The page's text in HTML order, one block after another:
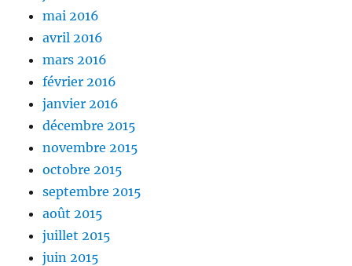
mai 2016
avril 2016
mars 2016
février 2016
janvier 2016
décembre 2015
novembre 2015
octobre 2015
septembre 2015
août 2015
juillet 2015
juin 2015